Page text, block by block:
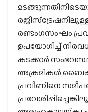
രണ്ടംഗസംഘം
ഉപയോഗിച്ച്
കടക്കാര്‍
അക്രമികള്‍
പ്രവീണിനെ